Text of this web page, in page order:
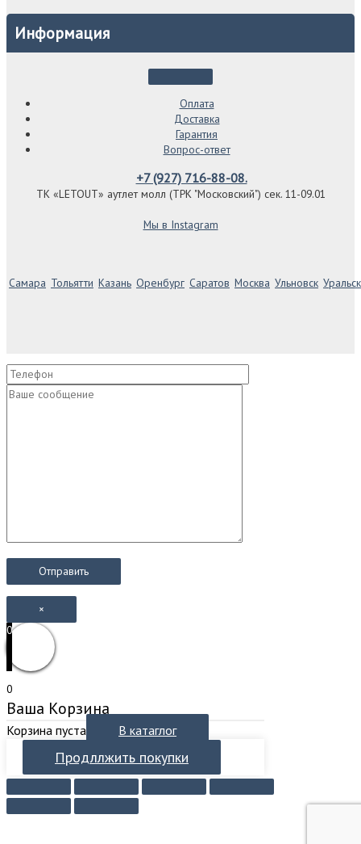
Информация
Оплата
Доставка
Гарантия
Вопрос-ответ
+7 (927) 716-88-08.
ТК «LETOUT» аутлет молл (ТРК "Московский") сек. 11-09.01
Мы в Instagram
Самара Тольятти Казань Оренбург Саратов Москва Ульновск Уральск
×
0
0
Ваша Корзина
Корзина пуста В катаглог
Продллжить покупки